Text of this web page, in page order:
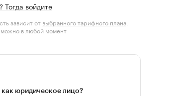
Тогда войдите
зависит от выбранного тарифного плана.
в любой момент
юридическое лицо?